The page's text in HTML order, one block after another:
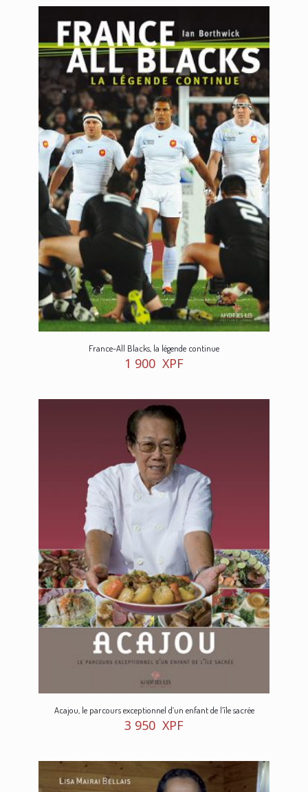
France-All Blacks, la légende continue
1 900 XPF
Acajou, le parcours exceptionnel d’un enfant de l’île sacrée
3 950 XPF